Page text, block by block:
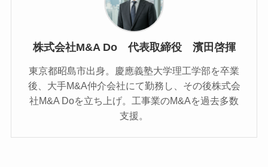
株式会社M&A Do 代表取締役 濱田啓揮
東京都昭島市出身。慶應義塾大学理工学部を卒業
後、大手M&A仲介会社にて勤務し、その後株式会
社M&A Doを立ち上げ。工事業のM&Aを過去多数
支援。